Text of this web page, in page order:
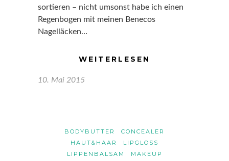
sortieren – nicht umsonst habe ich einen
Regenbogen mit meinen Benecos
Nagelläcken…
WEITERLESEN
10. Mai 2015
BODYBUTTER
CONCEALER
HAUT&HAAR
LIPGLOSS
LIPPENBALSAM
MAKEUP